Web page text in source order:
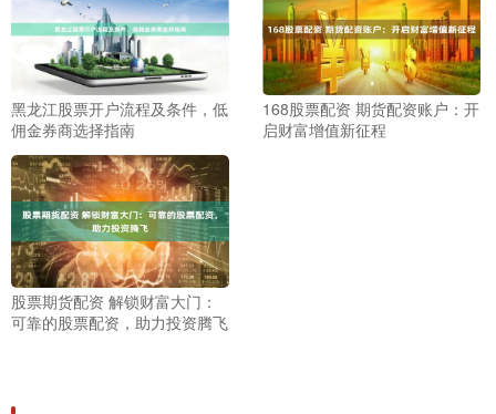
黑龙江股票开户流程及条件，低
佣金券商选择指南
168股票配资 期货配资账户：开
启财富增值新征程
股票期货配资 解锁财富大门：
可靠的股票配资，助力投资腾飞